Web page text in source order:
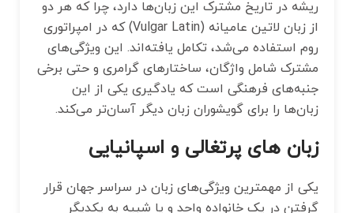
ریشه در تاریخ مشترک این زبان‌ها دارد، چرا که هر دو
از زبان لاتین عامیانه (Vulgar Latin) که در امپراتوری
روم استفاده می‌شد، تکامل یافته‌اند. این ویژگی‌های
مشترک شامل واژگان، ساختارهای گرامری و حتی برخی
جنبه‌های فرهنگی است که یادگیری یکی از این
زبان‌ها را برای گویشوران زبان دیگر آسان‌تر می‌کند.
زبان های پرتغالی و اسپانیایی
یکی از مهمترین ویژگی‌های زبان در سراسر جهان قرار
گرفتن در یک خانواده واحد و یا شبیه به یکدیگر